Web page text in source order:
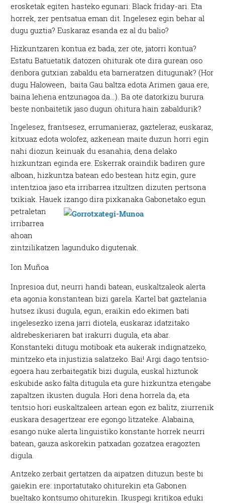
erosketak egiten hasteko egunari: Black friday-ari. Eta
horrek, zer pentsatua eman dit. Ingelesez egin behar al
dugu guztia? Euskaraz esanda ez al du balio?
Hizkuntzaren kontua ez bada, zer ote, jatorri kontua?
Estatu Batuetatik datozen ohiturak ote dira gurean oso
denbora gutxian zabaldu eta barneratzen ditugunak? (Hor
dugu Haloween, baita Gau baltza edota Arimen gaua ere,
baina lehena entzunagoa da…). Ba ote datorkizu burura
beste nonbaitetik jaso dugun ohitura hain zabaldurik?
Ingelesez, frantsesez, errumanieraz, gazteleraz, euskaraz,
kitxuaz edota wolofez, azkenean maite duzun horri egin
nahi diozun keinuak du esanahia, dena delako
hizkuntzan eginda ere. Eskerrak oraindik badiren gure
alboan, hizkuntza batean edo bestean hitz egin, gure
intentzioa jaso eta irribarrea itzultzen dizuten pertsona
txikiak. Hauek izango dira pixkanakaGabonetako egun
petraletan
irribarrea
ahoan
zintzilikatzen lagunduko digutenak.
Ion Muñoa
Inpresioa dut, neurri handi batean, euskaltzaleok alerta
eta agonia konstantean bizi garela. Kartel bat gaztelania
hutsez ikusi dugula, egun, eraikin edo ekimen bati
ingelesezko izena jarri diotela, euskaraz idatzitako
aldrebeskeriaren bat irakurri dugula, eta abar.
Konstanteki ditugu motiboak eta aukerak indignatzeko,
mintzeko eta injustizia salatzeko. Bai! Argi dago tentsio-
egoera hau zerbaitegatik bizi dugula, euskal hiztunok
eskubide asko falta ditugula eta gure hizkuntza etengabe
zapaltzen ikusten dugula. Hori dena horrela da, eta
tentsio hori euskaltzaleen artean egon ez balitz, ziurrenik
euskara desagertzear ere egongo litzateke. Alabaina,
esango nuke alerta linguistiko konstante horrek neurri
batean, gauza askorekin patxadan gozatzea eragozten
digula.
Antzeko zerbait gertatzen da aipatzen dituzun beste bi
gaiekin ere: inportatutako ohiturekin eta Gabonen
bueltako kontsumo ohiturekin. Ikuspegi kritikoa eduki